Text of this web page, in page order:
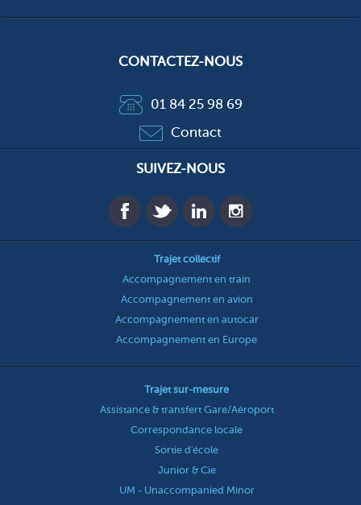
CONTACTEZ-NOUS
01 84 25 98 69
Contact
SUIVEZ-NOUS
Trajet collectif
Accompagnement en train
Accompagnement en avion
Accompagnement en autocar
Accompagnement en Europe
Trajet sur-mesure
Assistance & transfert Gare/Aéroport
Correspondance locale
Sortie d'école
Junior & Cie
UM - Unaccompanied Minor